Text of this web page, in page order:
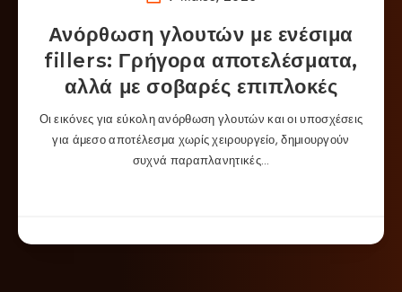
Ανόρθωση γλουτών με ενέσιμα
fillers: Γρήγορα αποτελέσματα,
αλλά με σοβαρές επιπλοκές
Οι εικόνες για εύκολη ανόρθωση γλουτών και οι υποσχέσεις
για άμεσο αποτέλεσμα χωρίς χειρουργείο, δημιουργούν
συχνά παραπλανητικές…